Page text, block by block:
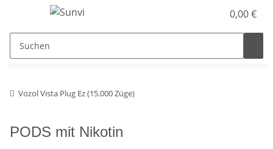
0,00 €
Vozol Vista Plug Ez (15.000 Züge)
PODS mit Nikotin